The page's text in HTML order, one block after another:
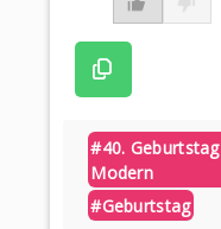
#40. Geburtstag
Modern
#geburtstag